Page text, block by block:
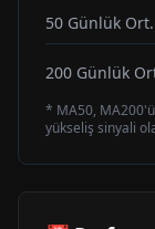
50 Günlük
200 Günlük
* MA50,
yükseliş sinyali